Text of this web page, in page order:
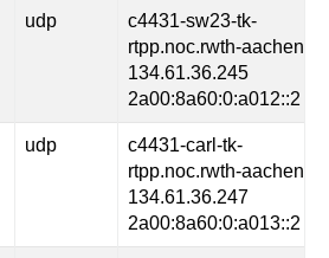
udp
c4431-sw23-tk-
rtpp.noc.rwth-aachen.de
134.61.36.245
2a00:8a60:0:a012::2
udp
c4431-carl-tk-
rtpp.noc.rwth-aachen.de
134.61.36.247
2a00:8a60:0:a013::2